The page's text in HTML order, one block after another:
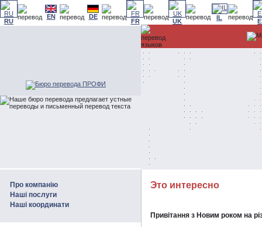
RU
EN DE
FR UK IL
Про компанію
Наші послуги
Наші координати
Это интересно
Привітання з Новим роком на